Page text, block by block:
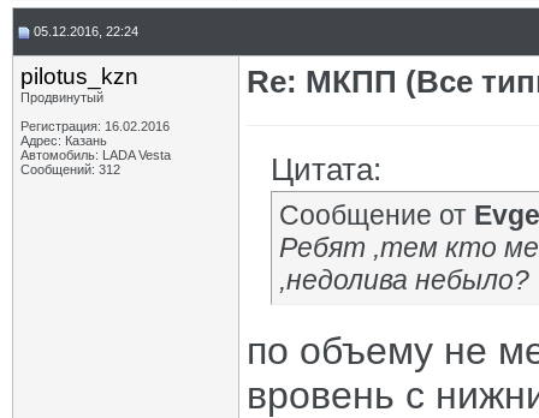
05.12.2016, 22:24
pilotus_kzn
Продвинутый
Регистрация: 16.02.2016
Адрес: Казань
Автомобиль: LADA Vesta
Сообщений: 312
Re: МКПП (Все
Цитата:
Сообщение от
Ребят ,тем кто
,недолива небыло?
по объему не
вровень с